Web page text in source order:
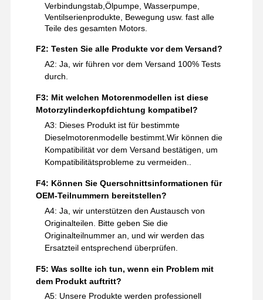
Verbindungstab,Ölpumpe, Wasserpumpe,
Ventilserienprodukte, Bewegung usw. fast alle
Teile des gesamten Motors.
F2: Testen Sie alle Produkte vor dem Versand?
A2: Ja, wir führen vor dem Versand 100% Tests
durch.
F3: Mit welchen Motorenmodellen ist diese
Motorzylinderkopfdichtung kompatibel?
A3: Dieses Produkt ist für bestimmte
Dieselmotorenmodelle bestimmt.Wir können die
Kompatibilität vor dem Versand bestätigen, um
Kompatibilitätsprobleme zu vermeiden..
F4: Können Sie Querschnittsinformationen für
OEM-Teilnummern bereitstellen?
A4: Ja, wir unterstützen den Austausch von
Originalteilen. Bitte geben Sie die
Originalteilnummer an, und wir werden das
Ersatzteil entsprechend überprüfen.
F5: Was sollte ich tun, wenn ein Problem mit
dem Produkt auftritt?
A5: Unsere Produkte werden professionell